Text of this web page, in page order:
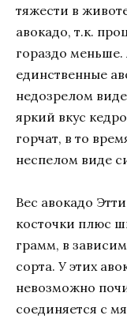
тяжести в
авокадо, т.к.
гораздо меньше.
единственные
недозрелом
яркий вкус
горчат, в то
неспелом виде
Вес авокадо
косточки плюс
грамм, в
сорта. У этих
невозможно
соединяется с